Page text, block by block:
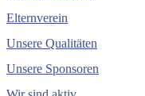
Elternverein
Unsere Qualitäten
Unsere Sponsoren